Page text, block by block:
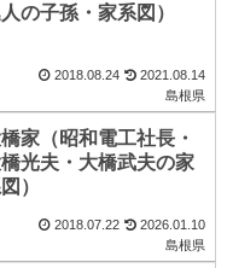
の子孫・家系図）
2018.08.24
2021.08.14
島根県
家（昭和電工社長・
光夫・大橋武夫の家
）
2018.07.22
2026.01.10
島根県